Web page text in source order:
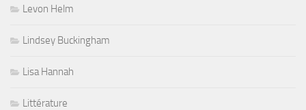
Levon Helm
Lindsey Buckingham
Lisa Hannah
Littérature